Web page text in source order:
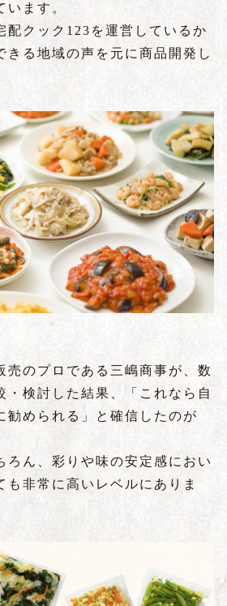
います。
配クック123を運営しているか
きる地域の声を元に商品開発し
売のプロである三嶋商事が、数
・検討した結果、「これなら自
勧められる」と確信したのが
ろん、彩りや味の安定感におい
も非常に高いレベルにありま